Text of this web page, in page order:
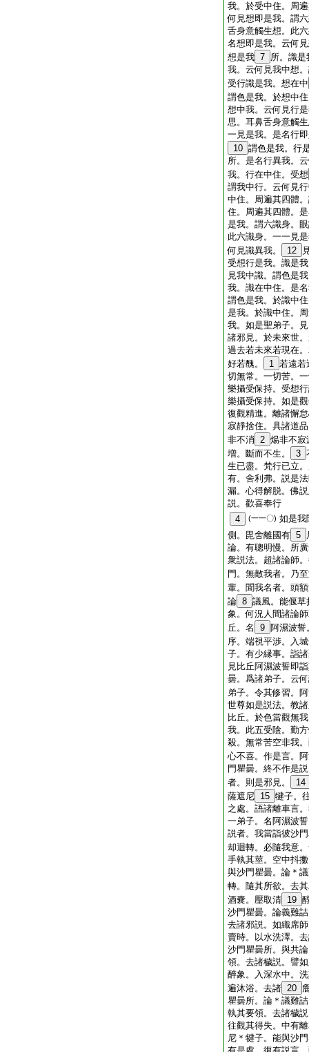
我。於受中住。周
何見想即是我。謂
舌身意觸生想。此
名想即是我。云何
想是我 7 所。識
我。云何見我中想
受行識是我。想在中
謂色是我。於想中
想中我。云何見行
思。耳鼻舌身意觸
一見是我。是名行
10 謂色是我。行
所。是名行異我。
我。行在中住。受想
謂我中行。云何見
中住。周遍其四體
住。周遍其四體。
是我。謂六識身。
此六識身。一一見
何見識異我。
12
受想行是我。識是
見我中識。謂色是
我。識在中住。是
謂色是我。於識中
是我。於識中住。
我。如是聖弟子。
諸邪見。於未來世
過去若未來若現在
好若醜。
1 若遠若
切無常。一切苦。
樂攝受保持。受想
樂攝受保持。如是
復觀精進。離諸懈
寂靜捨住。具諸道
非不消 2 煬非不寂
増。斷而不生。
3
生已盡。梵行已立
有。舍利弗。説是
漏。心得解脱。佛
説。歡喜奉行
4
(一一〇) 如是我
側。毘舍離國有 5
論。有聰明慢。所
衆説法。超諸論師
門。無敵我者。乃
輩。聞我名者。頭
論 8 議風。能偃草
象。何況人間諸論
丘。名
9 阿濕波
序。端視平渉。入
子。有少縁事。詣
見比丘阿濕波誓即
曇。爲諸弟子。云
弟子。令其修習。
世尊如是説法。教
比丘。於色當觀無
我。此五受陰。勤
殺。無常苦空非我
心不喜。作是言。
門瞿曇。終不作是
者。則是邪見。
14
薩遮尼 15 犍子。
之處。語諸離車言
一弟子。名阿濕波
説者。我當詣彼沙
却迴轉。必隨我意
手執其莖。空中抖
與沙門瞿曇。論＊
轉。隨其所欲。去
酒嚢。壓取清 19
沙門瞿曇。論義難
去諸邪説。如織席
賣時。以水洗澤。
沙門瞿曇所。與共
領。去諸穢説。譬
醉象。入深水中。
遍沐浴。去諸 20
瞿曇所。論＊議難
執其要領。去諸穢
往觀其得失。中有
尼＊犍子。能與沙